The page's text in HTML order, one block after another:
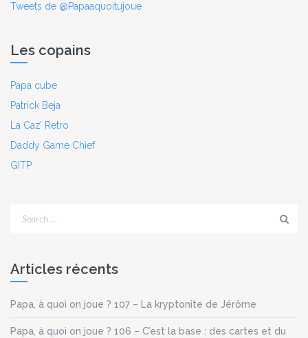
Tweets de @Papaaquoitujoue
Les copains
Papa cube
Patrick Beja
La Caz’ Retro
Daddy Game Chief
GITP
Articles récents
Papa, à quoi on joue ? 107 – La kryptonite de Jérôme
Papa, à quoi on joue ? 106 – C’est la base : des cartes et du